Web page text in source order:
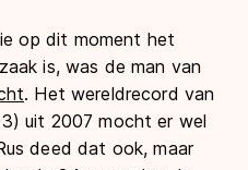
op dit moment het
is, was de man van
. Het wereldrecord van
uit 2007 mocht er wel
deed dat ook, maar